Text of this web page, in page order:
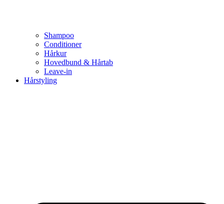
Shampoo
Conditioner
Hårkur
Hovedbund & Hårtab
Leave-in
Hårstyling